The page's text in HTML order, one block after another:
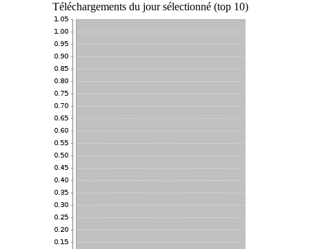
Téléchargements du jour sélectionné (top 10)